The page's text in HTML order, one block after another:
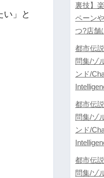
い」と
裏技】
ペーン
つ?店舗
都市伝
問集/ゾ
ンド/
都市伝
問集/ゾ
ンド/
都市伝
問集/ゾ